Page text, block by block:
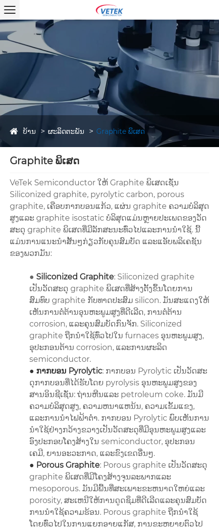
ບ້ານ ຜະລິດຕະພັນ Graphite ພິເສດ
Graphite ພິເສດ
VeTek Semiconductor ໃຫ້ Graphite ພິເສດເຊັ່ນ
Siliconized graphite, pyrolytic carbon, porous
graphite, ເຄືອບກາກບອນແກ້ວ, ແຜ່ນ graphite ຄວາມບໍລິສຸດ
ສູງແລະ graphite isostatic ບໍລິສຸດແມ່ນຫຼາຍປະເພດຂອງວັດ
ສະດຸ graphite ພິເສດທີ່ມີລັກສະນະທົ່ວໄປແລະການນໍາໃຊ້. ນີ້
ແມ່ນການແນະນຳສັ້ນໆກ່ຽວກັບຄຸນສົມບັດ ແລະແອັບພລິເຄຊັນ
ຂອງພວກມັນ:
● Siliconized Graphite: Siliconized graphite
ເປັນວັດສະດຸ graphite ພິເສດທີ່ສ້າງຕັ້ງຂຶ້ນໂດຍການ
ສົມທົບ graphite ກັບທາດປະສົມ silicon. ມັນສະແດງໃຫ້
ເຫັນການຕໍ່ຕ້ານອຸນຫະພູມສູງທີ່ດີເລີດ, ການຕໍ່ຕ້ານ
corrosion, ແລະຄຸນສົມບັດກົນຈັກ. Siliconized
graphite ຖືກນໍາໃຊ້ທົ່ວໄປໃນ furnaces ອຸນຫະພູມສູງ,
ອຸປະກອນຕ້ານ corrosion, ແລະການຜະລິດ
semiconductor.
● ກາກບອນ Pyrolytic: ກາກບອນ Pyrolytic ເປັນວັດສະ
ດຸກາກບອນທີ່ໄດ້ຮັບໂດຍ pyrolysis ອຸນຫະພູມສູງຂອງ
ສານອິນຊີເຊັ່ນ: ຖ່ານຫີນແລະ petroleum coke. ມັນມີ
ຄວາມບໍລິສຸດສູງ, ຄວາມຫນາແຫນ້ນ, ຄວາມເຂັ້ມແຂງ,
ແລະການນໍາໄຟຟ້າຕ່ໍາ. ກາກບອນ Pyrolytic ພົບເຫັນການ
ນໍາໃຊ້ຢ່າງກວ້າງຂວາງເປັນວັດສະດຸທີ່ມີອຸນຫະພູມສູງແລະ
ອົງປະກອບໂຄງສ້າງໃນ semiconductor, ອຸປະກອນ
ເຄມີ, ຍານອະວະກາດ, ແລະຂົງເຂດອື່ນໆ.
● Porous Graphite: Porous graphite ເປັນວັດສະດຸ
graphite ພິເສດທີ່ມີໂຄງສ້າງຈຸນລະພາກແລະ
mesoporous. ມັນ​ມີ​ພື້ນ​ທີ່​ສະ​ເພາະ​ຂະ​ຫນາດ​ໃຫຍ່​ແລະ
porosity​, ສະ​ເຫນີ​ໃຫ້​ການ​ດູດ​ຊຶມ​ທີ່​ດີ​ເລີດ​ແລະ​ຄຸນ​ສົມ​ບັດ​
ການ​ນໍາ​ໃຊ້​ຄວາມ​ຮ້ອນ​. Porous graphite ຖືກນໍາໃຊ້
ໂດຍທົ່ວໄປໃນການແຍກອາຍແກັສ, ການຂະຫຍາຍຕົວໄປ